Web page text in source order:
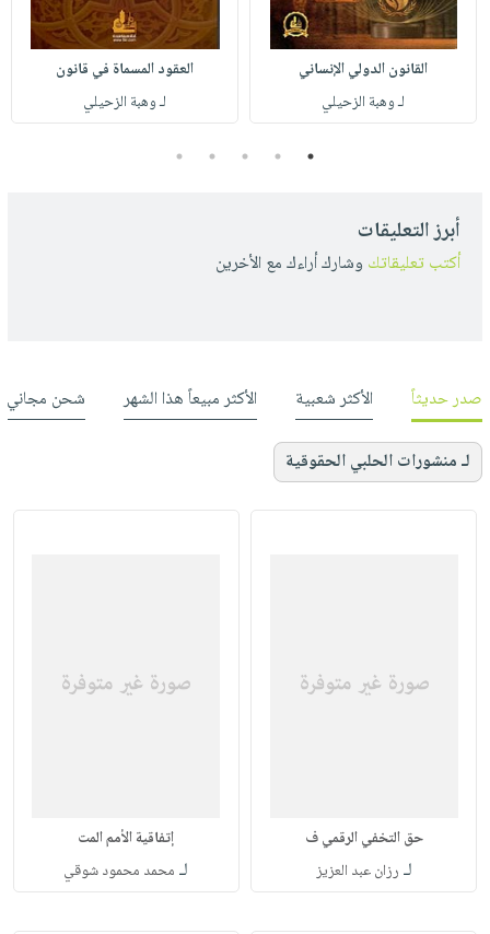
القانون الدولي الإنساني
لـ وهبة الزحيلي
العقود المسماة في قانون
لـ وهبة الزحيلي
1
2
3
4
5
أبرز التعليقات
أكتب تعليقاتك وشارك أراءك مع الأخرين
صدر حديثاً الأكثر شعبية الأكثر مبيعاً هذا الشهر شحن مجاني
لـ منشورات الحلبي الحقوقية
حق التخفي الرقمي ف
لـ رزان عبد العزيز
إتفاقية الأمم المت
لـ محمد محمود شوقي